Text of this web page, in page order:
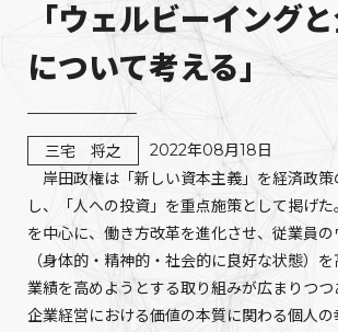
「ウェルビーイング
について考える」
三宅 将之
2022年08月18日
岸田政権は「新しい資本主義」を経済政策
し、「人への投資」を重点施策として掲げ
を中心に、働き方改革を進化させ、従業員
（身体的・精神的・社会的に良好な状態）
業績を高めようとする取り組みが広まりつつ
企業経営における価値の本質に関わる個人